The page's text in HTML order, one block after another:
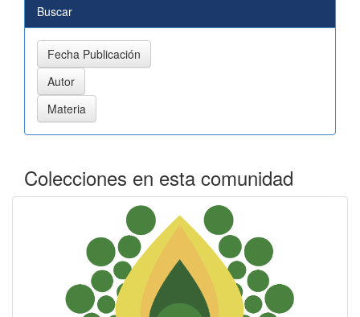
Buscar
Colecciones en esta comunidad